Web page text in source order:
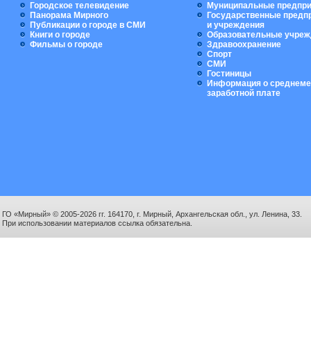
Городское телевидение
Панорама Мирного
Публикации о городе в СМИ
Книги о городе
Фильмы о городе
Муниципальные
Государственные
и учреждения
Образовательные
Здравоохранение
Спорт
СМИ
Гостиницы
Информация о
заработной плате
ГО «Мирный» © 2005-2026 гг. 164170, г. Мирный, Архангельская обл., ул. Ленина, 33.
При использовании материалов ссылка обязательна.